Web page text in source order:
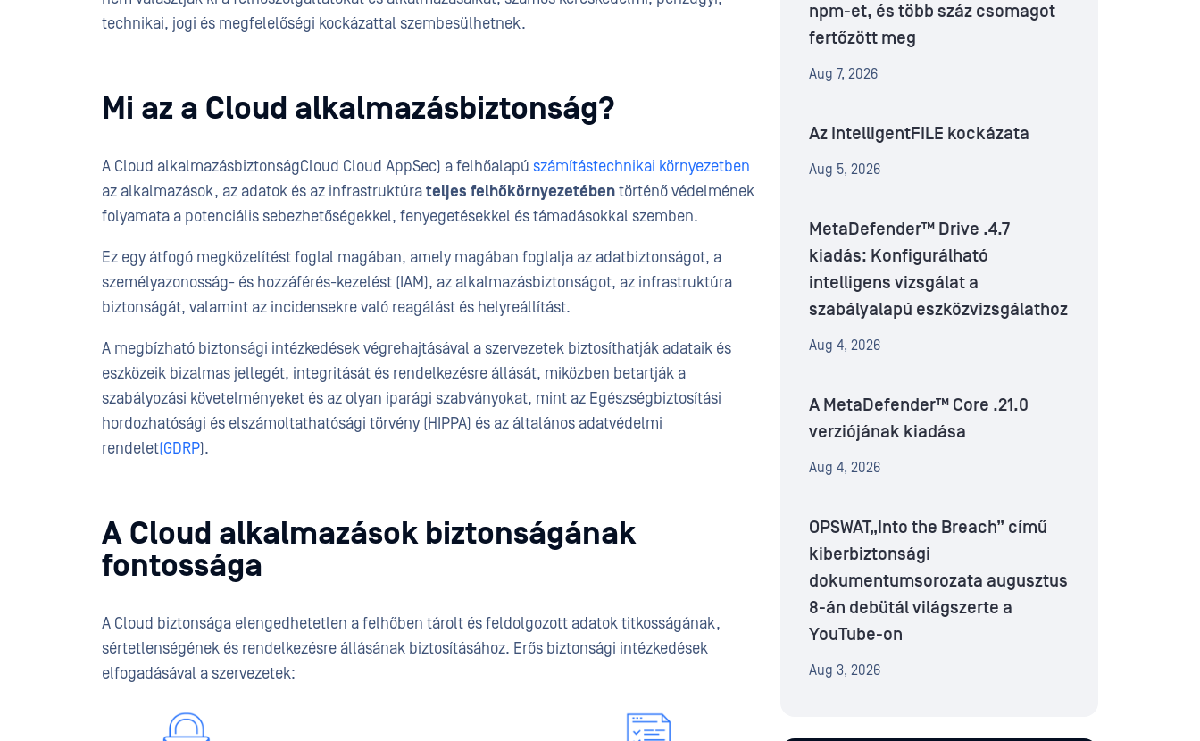
technikai, jogi és megfelelőségi kockázattal szembesülhetnek.
Mi az a Cloud alkalmazásbiztonság?
A Cloud alkalmazásbiztonságCloud Cloud AppSec) a felhőalapú számítástechnikai környezetben
az alkalmazások, az adatok és az infrastruktúrateljes felhőkörnyezetébentörténő védelmének
folyamata a potenciális sebezhetőségekkel, fenyegetésekkel és támadásokkal szemben.
Ez egy átfogó megközelítést foglal magában, amely magában foglalja az adatbiztonságot, a
személyazonosság- és hozzáférés-kezelést (IAM), az alkalmazásbiztonságot, az infrastruktúra
biztonságát, valamint az incidensekre való reagálást és helyreállítást.
A megbízható biztonsági intézkedések végrehajtásával a szervezetek biztosíthatják adataik és
eszközeik bizalmas jellegét, integritását és rendelkezésre állását, miközben betartják a
szabályozási követelményeket és az olyan iparági szabványokat, mint az Egészségbiztosítási
hordozhatósági és elszámoltathatósági törvény (HIPPA) és az általános adatvédelmi
rendelet(GDRP).
A Cloud alkalmazások biztonságának
fontossága
A Cloud biztonsága elengedhetetlen a felhőben tárolt és feldolgozott adatok titkosságának,
sértetlenségének és rendelkezésre állásának biztosításához. Erős biztonsági intézkedések
elfogadásával a szervezetek:
npm-et, és több száz csomagot
fertőzött meg
Aug 7, 2026
Az IntelligentFILE kockázata
Aug 5, 2026
MetaDefender™ Drive .4.7
kiadás: Konfigurálható
intelligens vizsgálat a
szabályalapú eszközvizsgálathoz
Aug 4, 2026
A MetaDefender™ Core .21.0
verziójának kiadása
Aug 4, 2026
OPSWAT„Into the Breach” című
kiberbiztonsági
dokumentumsorozata augusztus
8-án debütál világszerte a
YouTube-on
Aug 3, 2026